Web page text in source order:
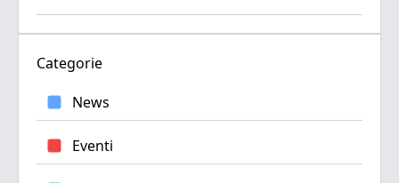
Categorie
News
Eventi